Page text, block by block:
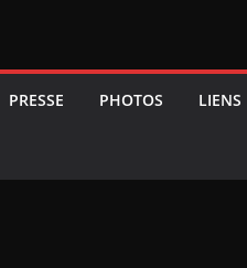
PRESSE PHOTOS LIENS